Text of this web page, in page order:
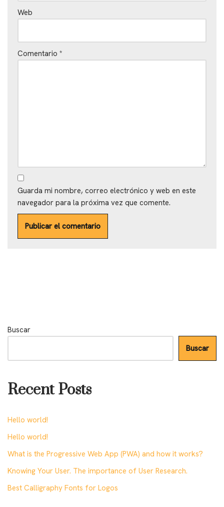
Web
Comentario *
Guarda mi nombre, correo electrónico y web en este
navegador para la próxima vez que comente.
Buscar
Buscar
Recent Posts
Hello world!
Hello world!
What is the Progressive Web App (PWA) and how it works?
Knowing Your User. The importance of User Research.
Best Calligraphy Fonts for Logos